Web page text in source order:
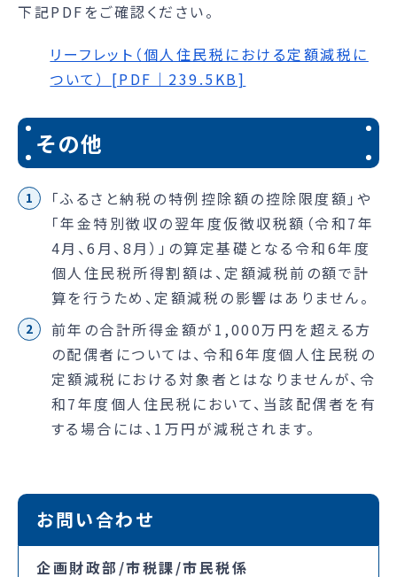
下記PDFをご確認ください。
リーフレット（個人住民税における定額減税に
ついて） [PDF｜239.5KB]
その他
「ふるさと納税の特例控除額の控除限度額」や
「年金特別徴収の翌年度仮徴収税額（令和7年
4月、6月、8月）」の算定基礎となる令和6年度
個人住民税所得割額は、定額減税前の額で計
算を行うため、定額減税の影響はありません。
前年の合計所得金額が1,000万円を超える方
の配偶者については、令和6年度個人住民税の
定額減税における対象者とはなりませんが、令
和7年度個人住民税において、当該配偶者を有
する場合には、1万円が減税されます。
お問い合わせ
企画財政部/市税課/市民税係